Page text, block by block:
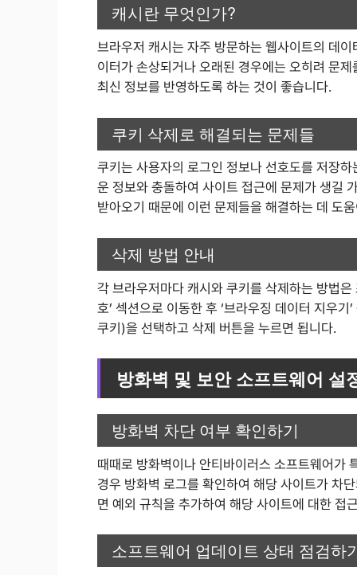
캐시란 무엇인가?
브라우저 캐시는 자주 방문하는 웹사이트의 데
이터가 손상되거나 오래된 경우에는 오히려 문
최신 정보를 반영하도록 하는 것이 좋습니다.
쿠키 삭제로 해결되는 문제들
쿠키는 사용자의 로그인 정보나 선호도를 저장
운 정보와 충돌하여 사이트 접근에 문제가 생길
받아오기 때문에 이런 문제들을 해결하는 데 도
삭제 방법 안내
각 브라우저마다 캐시와 쿠키를 삭제하는 방법은
호’ 섹션으로 이동한 후 ‘브라우징 데이터 지우
쿠키)을 선택하고 삭제 버튼을 누르면 됩니다.
방화벽 및 보안 소프트웨어 설
방화벽 차단 여부 확인하기
때때로 방화벽이나 안티바이러스 소프트웨어가
경우 방화벽 로그를 확인하여 해당 사이트가 차
면 예외 규칙을 추가하여 해당 사이트에 대한 접
소프트웨어 업데이트 상태 점검하